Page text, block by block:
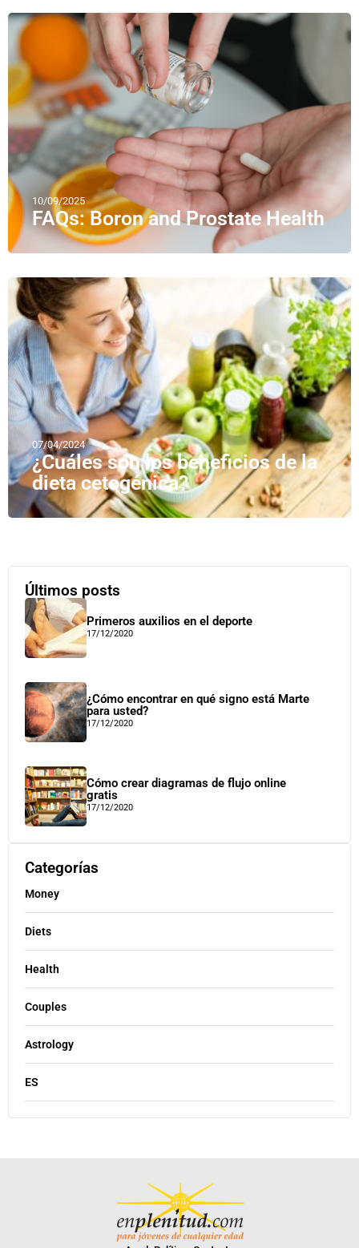
10/09/2025
FAQs: Boron and Prostate Health
07/04/2024
¿Cuáles son los beneficios de la
dieta cetogénica?
Últimos posts
Primeros auxilios en el deporte
17/12/2020
¿Cómo encontrar en qué signo está Marte
para usted?
17/12/2020
Cómo crear diagramas de flujo online
gratis
17/12/2020
Categorías
Money
Diets
Health
Couples
Astrology
ES